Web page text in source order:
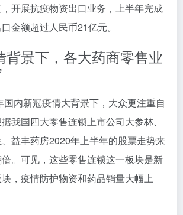
开展抗疫物资出口业务，上半年完成
金额超过人民币21亿元。
背景下，各大药商零售业
内新冠疫情大背景下，大众更注重自
我国四大零售连锁上市公司大参林、
益丰药房2020年上半年的股票走势来
。可见，这些零售连锁这一板块是新
，疫情防护物资和药品销量大幅上